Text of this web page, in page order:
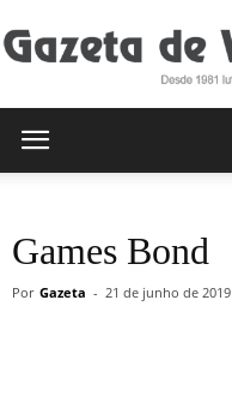
Games Bond
Por Gazeta - 21 de junho de 2019